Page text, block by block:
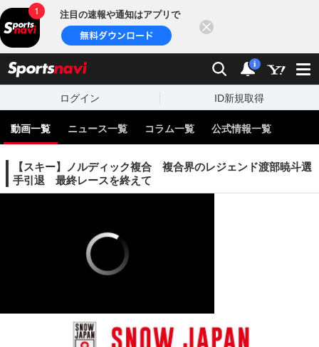
注目の速報や通知はアプリで
検索 通知
i
ログイン ID新規取得
動画一覧 ニュース一覧 コラム一覧 公式情報一覧
【スキー】ノルディック複合 複合界のレジェンド渡部暁斗選
手引退 最終レースを終えて